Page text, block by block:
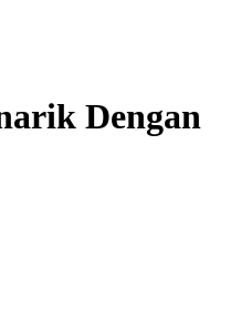
Dengan